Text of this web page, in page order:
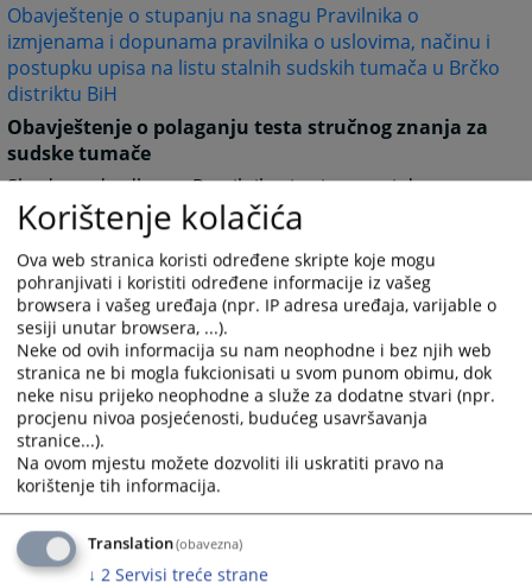
Obavještenje o stupanju na snagu Pravilnika o
izmjenama i dopunama pravilnika o uslovima, načinu i
postupku upisa na listu stalnih sudskih tumača u Brčko
distriktu BiH
Obavještenje o polaganju testa stručnog znanja za
sudske tumače
Shodno odredbama Pravilnik o izmjenama i dopunama
pravilnika o uslovima, načinu i postupku upisa na listu
stalnih sudskih tumača u Brčko distriktu BiH, objavljen
u „Službenom glasniku Brčko distrikta BiH“ broj: 33/19
dana 23.12.2019. godine i stupio na snagu dana
31.12.2019. godine, za tumača može biti imenovano
lice, koje pored ostalih obaveznih uslova, ima položen
test stručnog znanja pred stručnom Komisijom pri
Federalnom ministarstvu pravde ili Ministarstvu
pravde Republike Srpske, a detaljne informacije o
polaganju ispita nalaze se na web stranicama
ministarstava:
Federalno ministarstvo pravde
Ministarstvo pravde Republike Srpske
Instrukciju za plaćanje sudske takse u postupku
Korištenje kolačića
Ova web stranica koristi određene skripte koje mogu
pohranjivati i koristiti određene informacije iz vašeg
browsera i vašeg uređaja (npr. IP adresa uređaja, varijable o
sesiji unutar browsera, ...).
Neke od ovih informacija su nam neophodne i bez njih web
stranica ne bi mogla fukcionisati u svom punom obimu, dok
neke nisu prijeko neophodne a služe za dodatne stvari (npr.
procjenu nivoa posjećenosti, budućeg usavršavanja
stranice...).
Na ovom mjestu možete dozvoliti ili uskratiti pravo na
korištenje tih informacija.
Translation(obavezna)
↓ 2 Servisi treće strane